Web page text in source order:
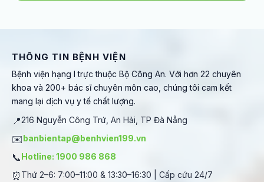
THÔNG TIN BỆNH VIỆN
Bệnh viện hạng I trực thuộc Bộ Công An. Với hơn 22 chuyên
khoa và 200+ bác sĩ chuyên môn cao, chúng tôi cam kết
mang lại dịch vụ y tế chất lượng.
📍216 Nguyễn Công Trứ, An Hải, TP Đà Nẵng
✉️banbientap@benhvien199.vn
📞Hotline: 1900 986 868
⏰ Thứ 2–6: 7:00–11:00 & 13:30–16:30 | Cấp cứu 24/7